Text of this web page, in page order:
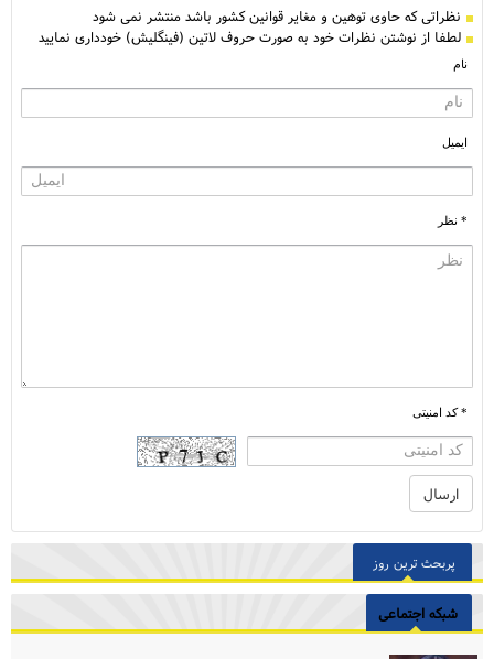
نظراتی كه حاوی توهین و مغایر قوانین کشور باشد منتشر نمی شود
لطفا از نوشتن نظرات خود به صورت حروف لاتین (فینگلیش) خودداری نمایید
نام
ایمیل
* نظر
* کد امنیتی
پربحث ترین روز
شبکه اجتماعی